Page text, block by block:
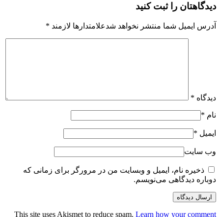
دیدگاهتان را ثبت کنید
آدرس ایمیل شما منتشر نخواهد شدعلامتدارها لازمند *
دیدگاه *
نام *
ایمیل *
وب سایت
ذخیره نام، ایمیل و وبسایت من در مرورگر برای زمانی که
دوباره دیدگاهی می‌نویسم.
This site uses Akismet to reduce spam. Learn how your comment